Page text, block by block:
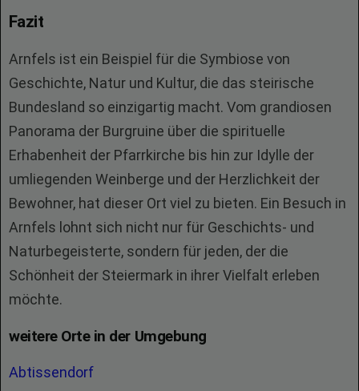
Fazit
Arnfels ist ein Beispiel für die Symbiose von
Geschichte, Natur und Kultur, die das steirische
Bundesland so einzigartig macht. Vom grandiosen
Panorama der Burgruine über die spirituelle
Erhabenheit der Pfarrkirche bis hin zur Idylle der
umliegenden Weinberge und der Herzlichkeit der
Bewohner, hat dieser Ort viel zu bieten. Ein Besuch in
Arnfels lohnt sich nicht nur für Geschichts- und
Naturbegeisterte, sondern für jeden, der die
Schönheit der Steiermark in ihrer Vielfalt erleben
möchte.
weitere Orte in der Umgebung
Abtissendorf